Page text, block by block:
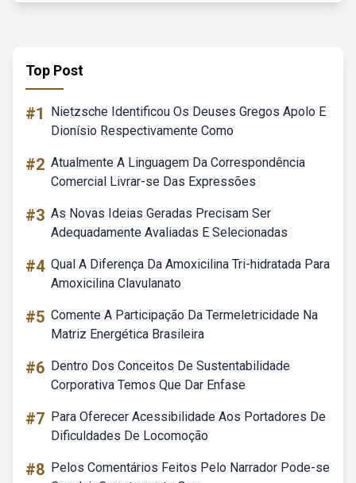
Top Post
#1
Nietzsche Identificou Os Deuses Gregos Apolo E
Dionísio Respectivamente Como
#2 Atualmente A Linguagem Da Correspondência
Comercial Livrar-se Das Expressões
#3 As Novas Ideias Geradas Precisam Ser
Adequadamente Avaliadas E Selecionadas
#4 Qual A Diferença Da Amoxicilina Tri-hidratada Para
Amoxicilina Clavulanato
#5 Comente A Participação Da Termeletricidade Na
Matriz Energética Brasileira
#6 Dentro Dos Conceitos De Sustentabilidade
Corporativa Temos Que Dar Enfase
#7 Para Oferecer Acessibilidade Aos Portadores De
Dificuldades De Locomoção
#8 Pelos Comentários Feitos Pelo Narrador Pode-se